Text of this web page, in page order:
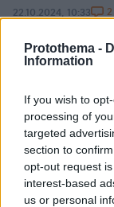
Protothema -
Information
If you wish to
processing of
targeted
section to
opt-out request
interest-based
us or personal
Υπάρχει η
Κάποια στιγμή
22.10.2024, 10:33 2